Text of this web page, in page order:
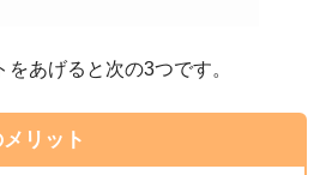
あげると次の3つです。
リット